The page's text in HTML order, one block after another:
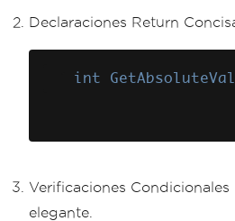
Declaraciones Return
int
Verificaciones
elegante.